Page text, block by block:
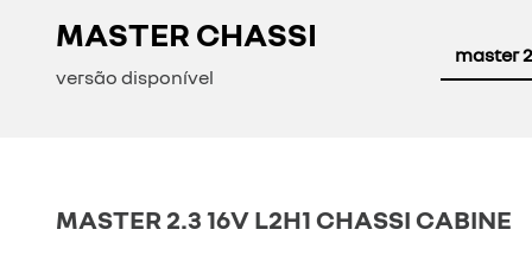
MASTER CHASSI
versão disponível
master
MASTER 2.3 16V L2H1 CHASSI CABINE